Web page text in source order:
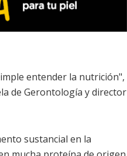
entender la nutrición",
de Gerontología y director
sustancial en la